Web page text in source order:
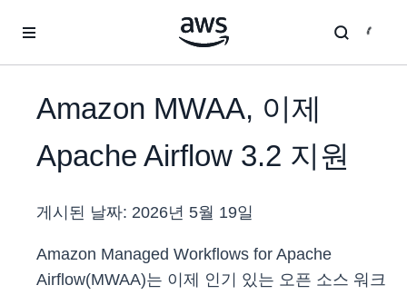
Amazon MWAA, 이제
Apache Airflow 3.2 지원
게시된 날짜: 2026년 5월 19일
Amazon Managed Workflows for Apache
Airflow(MWAA)는 이제 인기 있는 오픈 소스 워크